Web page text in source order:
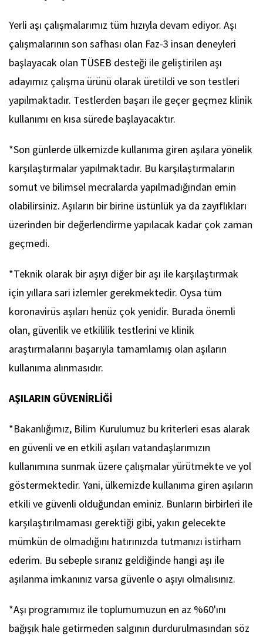
Yerli aşı çalışmalarımız tüm hızıyla devam ediyor. Aşı
çalışmalarının son safhası olan Faz-3 insan deneyleri
başlayacak olan TÜSEB desteği ile geliştirilen aşı
adayımız çalışma ürünü olarak üretildi ve son testleri
yapılmaktadır. Testlerden başarı ile geçer geçmez klinik
kullanımı en kısa sürede başlayacaktır.
*Son günlerde ülkemizde kullanıma giren aşılara yönelik
karşılaştırmalar yapılmaktadır. Bu karşılaştırmaların
somut ve bilimsel mecralarda yapılmadığından emin
olabilirsiniz. Aşıların bir birine üstünlük ya da zayıflıkları
üzerinden bir değerlendirme yapılacak kadar çok zaman
geçmedi.
*Teknik olarak bir aşıyı diğer bir aşı ile karşılaştırmak
için yıllara sari izlemler gerekmektedir. Oysa tüm
koronavirüs aşıları henüz çok yenidir. Burada önemli
olan, güvenlik ve etkililik testlerini ve klinik
araştırmalarını başarıyla tamamlamış olan aşıların
kullanıma alınmasıdır.
AŞILARIN GÜVENİRLİĞİ
*Bakanlığımız, Bilim Kurulumuz bu kriterleri esas alarak
en güvenli ve en etkili aşıları vatandaşlarımızın
kullanımına sunmak üzere çalışmalar yürütmekte ve yol
göstermektedir. Yani, ülkemizde kullanıma giren aşıların
etkili ve güvenli olduğundan eminiz. Bunların birbirleri ile
karşılaştırılmaması gerektiği gibi, yakın gelecekte
mümkün de olmadığını hatırınızda tutmanızı istirham
ederim. Bu sebeple sıranız geldiğinde hangi aşı ile
aşılanma imkanınız varsa güvenle o aşıyı olmalısınız.
*Aşı programımız ile toplumumuzun en az %60'ını
bağışık hale getirmeden salgının durdurulmasından söz